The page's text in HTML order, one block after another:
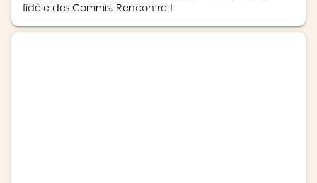
fidèle des Commis. Rencontre !